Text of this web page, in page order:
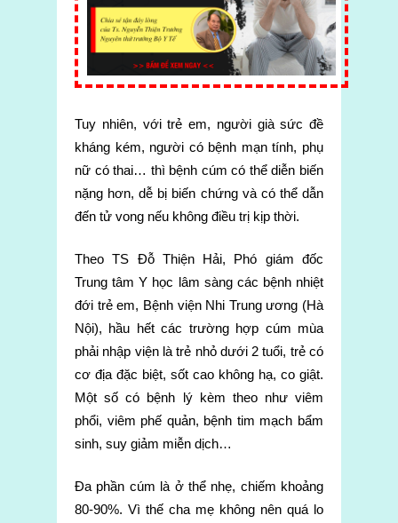
Tuy nhiên, với trẻ em, người già sức đề
kháng kém, người có bệnh mạn tính, phụ
nữ có thai… thì bệnh cúm có thể diễn biến
nặng hơn, dễ bị biến chứng và có thể dẫn
đến tử vong nếu không điều trị kịp thời.
Theo TS Đỗ Thiện Hải, Phó giám đốc
Trung tâm Y học lâm sàng các bệnh nhiệt
đới trẻ em, Bệnh viện Nhi Trung ương (Hà
Nội), hầu hết các trường hợp cúm mùa
phải nhập viện là trẻ nhỏ dưới 2 tuổi, trẻ có
cơ địa đặc biệt, sốt cao không hạ, co giật.
Một số có bệnh lý kèm theo như viêm
phổi, viêm phế quản, bệnh tim mạch bẩm
sinh, suy giảm miễn dịch…
Đa phần cúm là ở thể nhẹ, chiếm khoảng
80-90%. Vì thế cha mẹ không nên quá lo